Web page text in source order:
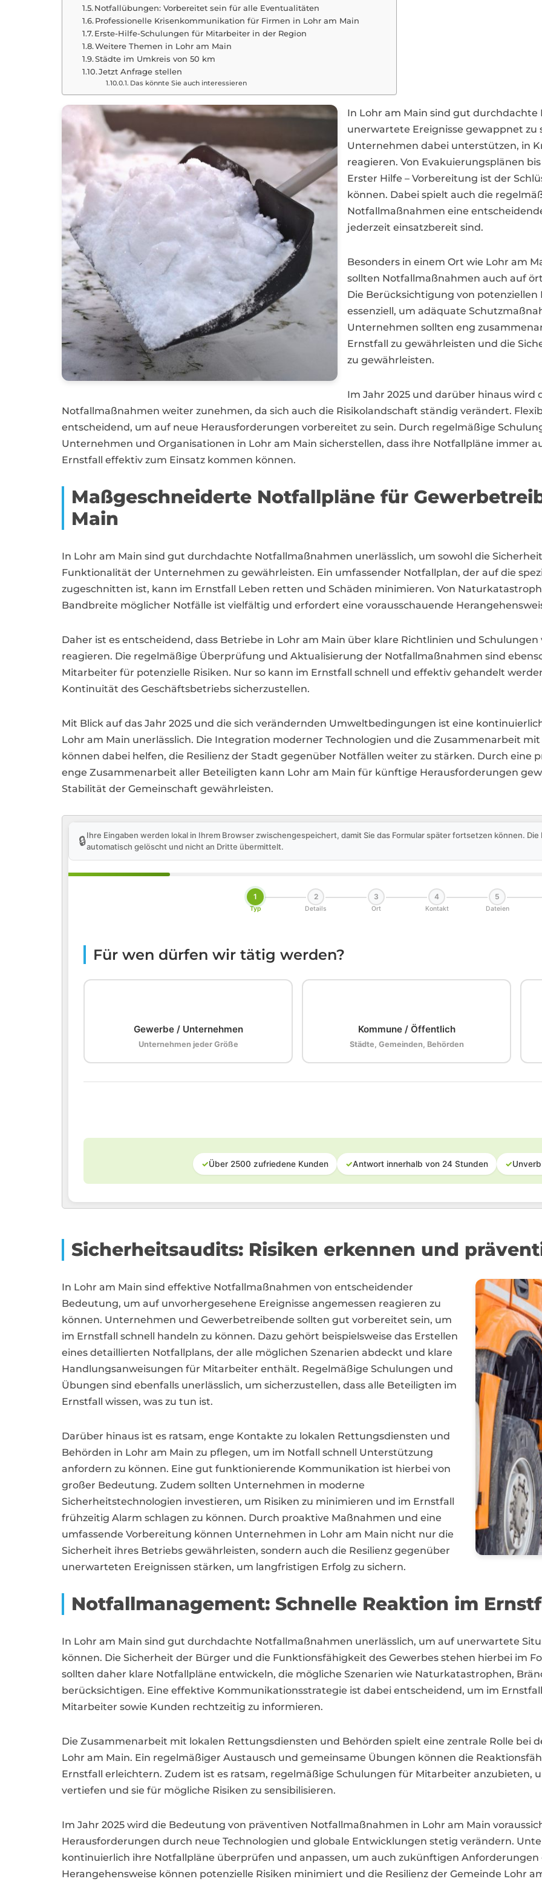
Notfallübungen: Vorbereitet sein für alle Eventualitäten
Professionelle Krisenkommunikation für Firmen in Lohr am Main
Erste-Hilfe-Schulungen für Mitarbeiter in der Region
Weitere Themen in Lohr am Main
Städte im Umkreis von 50 km
Jetzt Anfrage stellen
Das könnte Sie auch interessieren
In Lohr am Main sind gut
unerwartete Ereignisse gewappnet zu
Unternehmen dabei unterstützen, in
reagieren. Von Evakuierungsplänen
Erster Hilfe – Vorbereitung ist der
können. Dabei spielt auch die
Notfallmaßnahmen eine
jederzeit einsatzbereit sind.
Besonders in einem Ort wie Lohr am
sollten Notfallmaßnahmen auch auf
Die Berücksichtigung von
essenziell, um adäquate
Unternehmen sollten eng
Ernstfall zu gewährleisten und die
zu gewährleisten.
Im Jahr 2025 und darüber hinaus
Notfallmaßnahmen weiter zunehmen, da sich auch die Risikolandschaft ständig verändert.
entscheidend, um auf neue Herausforderungen vorbereitet zu sein. Durch regelmäßige
Unternehmen und Organisationen in Lohr am Main sicherstellen, dass ihre Notfallpläne immer
Ernstfall effektiv zum Einsatz kommen können.
Maßgeschneiderte Notfallpläne für
Main
In Lohr am Main sind gut durchdachte Notfallmaßnahmen unerlässlich, um sowohl die
Funktionalität der Unternehmen zu gewährleisten. Ein umfassender Notfallplan, der auf die
zugeschnitten ist, kann im Ernstfall Leben retten und Schäden minimieren. Von
Bandbreite möglicher Notfälle ist vielfältig und erfordert eine vorausschauende
Daher ist es entscheidend, dass Betriebe in Lohr am Main über klare Richtlinien und
reagieren. Die regelmäßige Überprüfung und Aktualisierung der Notfallmaßnahmen sind
Mitarbeiter für potenzielle Risiken. Nur so kann im Ernstfall schnell und effektiv gehandelt
Kontinuität des Geschäftsbetriebs sicherzustellen.
Mit Blick auf das Jahr 2025 und die sich verändernden Umweltbedingungen ist eine
Lohr am Main unerlässlich. Die Integration moderner Technologien und die Zusammenarbeit
können dabei helfen, die Resilienz der Stadt gegenüber Notfällen weiter zu stärken. Durch eine
enge Zusammenarbeit aller Beteiligten kann Lohr am Main für künftige Herausforderungen
Stabilität der Gemeinschaft gewährleisten.
🔒Ihre Eingaben werden lokal in Ihrem Browser zwischengespeichert, damit Sie das Formular später fortsetzen können. Die
automatisch gelöscht und nicht an Dritte übermittelt.
1
Typ
2
Details
3
Ort
4
Kontakt
5
Dateien
Für wen dürfen wir tätig werden?
Gewerbe / Unternehmen
Unternehmen jeder Größe
Kommune / Öffentlich
Städte, Gemeinden, Behörden
✓Über 2500 zufriedene Kunden ✓Antwort innerhalb von 24 Stunden ✓
Sicherheitsaudits: Risiken erkennen und
In Lohr am Main sind effektive Notfallmaßnahmen von entscheidender
Bedeutung, um auf unvorhergesehene Ereignisse angemessen reagieren zu
können. Unternehmen und Gewerbetreibende sollten gut vorbereitet sein, um
im Ernstfall schnell handeln zu können. Dazu gehört beispielsweise das Erstellen
eines detaillierten Notfallplans, der alle möglichen Szenarien abdeckt und klare
Handlungsanweisungen für Mitarbeiter enthält. Regelmäßige Schulungen und
Übungen sind ebenfalls unerlässlich, um sicherzustellen, dass alle Beteiligten im
Ernstfall wissen, was zu tun ist.
Darüber hinaus ist es ratsam, enge Kontakte zu lokalen Rettungsdiensten und
Behörden in Lohr am Main zu pflegen, um im Notfall schnell Unterstützung
anfordern zu können. Eine gut funktionierende Kommunikation ist hierbei von
großer Bedeutung. Zudem sollten Unternehmen in moderne
Sicherheitstechnologien investieren, um Risiken zu minimieren und im Ernstfall
frühzeitig Alarm schlagen zu können. Durch proaktive Maßnahmen und eine
umfassende Vorbereitung können Unternehmen in Lohr am Main nicht nur die
Sicherheit ihres Betriebs gewährleisten, sondern auch die Resilienz gegenüber
unerwarteten Ereignissen stärken, um langfristigen Erfolg zu sichern.
Notfallmanagement: Schnelle Reaktion im
In Lohr am Main sind gut durchdachte Notfallmaßnahmen unerlässlich, um auf unerwartete
können. Die Sicherheit der Bürger und die Funktionsfähigkeit des Gewerbes stehen hierbei im
sollten daher klare Notfallpläne entwickeln, die mögliche Szenarien wie Naturkatastrophen,
berücksichtigen. Eine effektive Kommunikationsstrategie ist dabei entscheidend, um im
Mitarbeiter sowie Kunden rechtzeitig zu informieren.
Die Zusammenarbeit mit lokalen Rettungsdiensten und Behörden spielt eine zentrale Rolle bei
Lohr am Main. Ein regelmäßiger Austausch und gemeinsame Übungen können die
Ernstfall erleichtern. Zudem ist es ratsam, regelmäßige Schulungen für Mitarbeiter anzubieten,
vertiefen und sie für mögliche Risiken zu sensibilisieren.
Im Jahr 2025 wird die Bedeutung von präventiven Notfallmaßnahmen in Lohr am Main
Herausforderungen durch neue Technologien und globale Entwicklungen stetig verändern.
kontinuierlich ihre Notfallpläne überprüfen und anpassen, um auch zukünftigen
Herangehensweise können potenzielle Risiken minimiert und die Resilienz der Gemeinde Lohr